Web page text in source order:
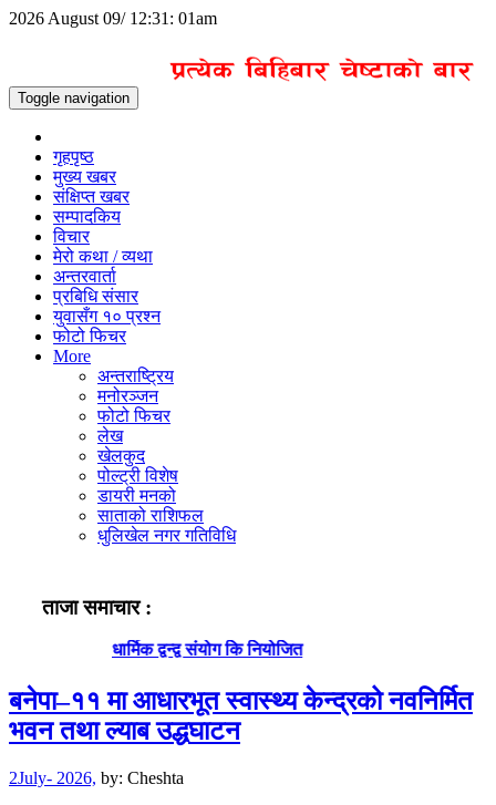
2026 August 09/ 12:31: 01am
Toggle navigation
गृहपृष्ठ
मुख्य खबर
संक्षिप्त खबर
सम्पादकिय
विचार
मेरो कथा / व्यथा
अन्तरवार्ता
प्रबिधि संसार
युवासँग १० प्रश्न
फोटो फिचर
More
अन्तराष्ट्रिय
मनोरञ्जन
फोटो फिचर
लेख
खेलकुद
पोल्ट्री विशेष
डायरी मनको
साताको राशिफल
धुलिखेल नगर गतिविधि
ताजा समाचार :
धार्मिक द्वन्द्व संयोग कि नियोजित
बनेपा–११ मा आधारभूत स्वास्थ्य केन्द्रको नवनिर्मित
भवन तथा ल्याब उद्धघाटन
2July- 2026, by: Cheshta